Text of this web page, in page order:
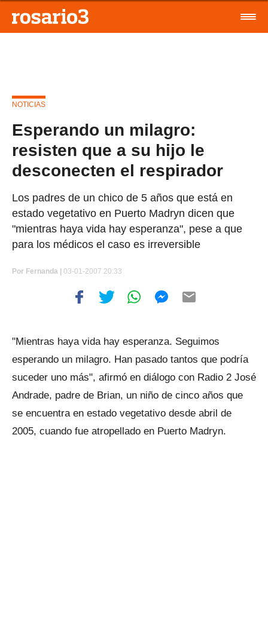
NOTICIAS
Esperando un milagro:
resisten que a su hijo le
desconecten el respirador
Los padres de un chico de 5 años que está en
estado vegetativo en Puerto Madryn dicen que
"mientras haya vida hay esperanza", pese a que
para los médicos el caso es irreversible
Por Fernanda | 03-01-2007 20:33
"Mientras haya vida hay esperanza. Seguimos
esperando un milagro. Han pasado tantos que podría
suceder uno más", afirmó en diálogo con Radio 2 José
Andrade, padre de Brian, un niño de cinco años que
se encuentra en estado vegetativo desde abril de
2005, cuando fue atropellado en Puerto Madryn.